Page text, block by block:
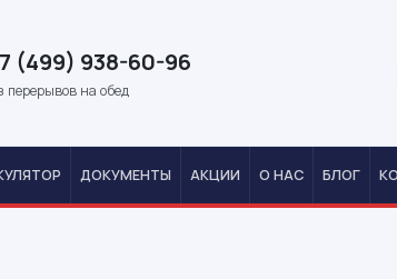
(499) 938-60-96
перерывов на обед
ДОКУМЕНТЫ АКЦИИ О НАС БЛОГ